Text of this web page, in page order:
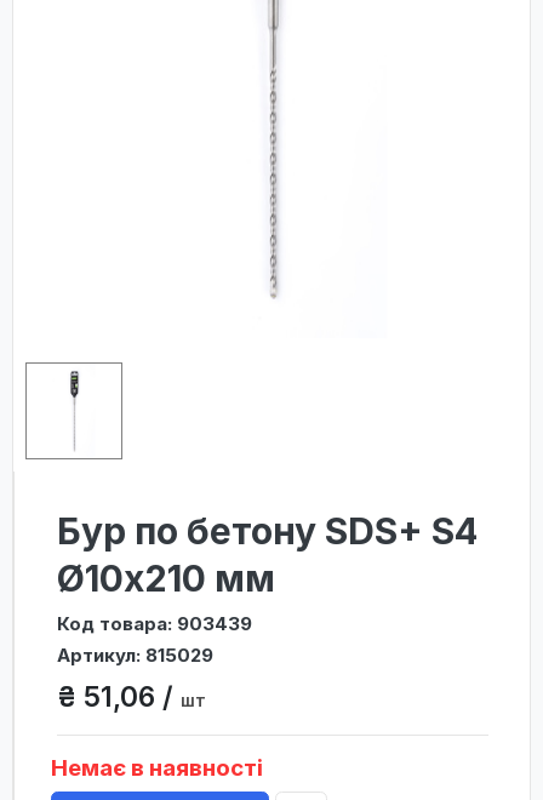
Бур по бетону SDS+ S4
Ø10x210 мм
Код товара: 903439
Артикул: 815029
₴ 51,06 / шт
Немає в наявності